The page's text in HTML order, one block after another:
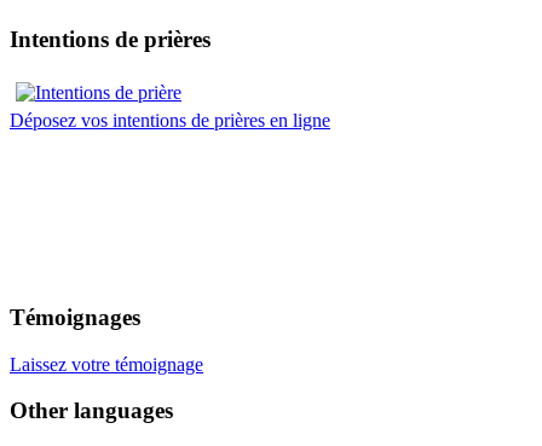
Intentions de prières
Déposez vos intentions de prières en ligne
Témoignages
Laissez votre témoignage
Other languages